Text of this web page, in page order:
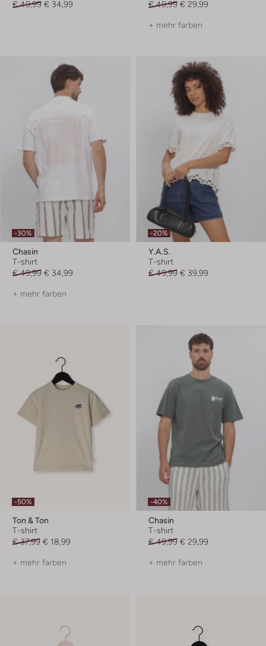
€ 49,99 € 34,99 € 49,99 € 29,99
+ mehr farben
-30%
Chasin
T-shirt
€ 49,99 € 34,99
+ mehr farben
-20%
Y.a.s.
T-shirt
€ 49,99 € 39,99
-50%
Ton & Ton
T-shirt
€ 37,99 € 18,99
+ mehr farben
-40%
Chasin
T-shirt
€ 49,99 € 29,99
+ mehr farben